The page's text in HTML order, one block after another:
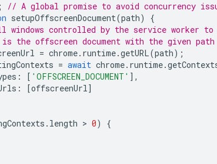
;
// A global promise to avoid concurrency
setupOffscreenDocument(path)
{
windows controlled by the service worker
the offscreen document with the given path
= chrome. runtime.getURL(path);
= await chrome. runtime.
: [ 'OFFSCREEN_DOCUMENT' ],
: [offscreenUrl]
. length > 0)
{